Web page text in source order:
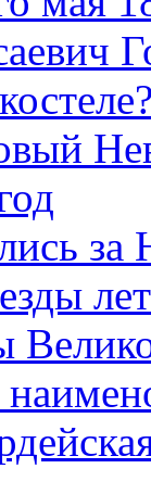
за